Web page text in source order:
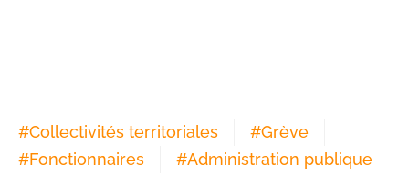
#Collectivités territoriales #Grève
#Fonctionnaires #Administration publique